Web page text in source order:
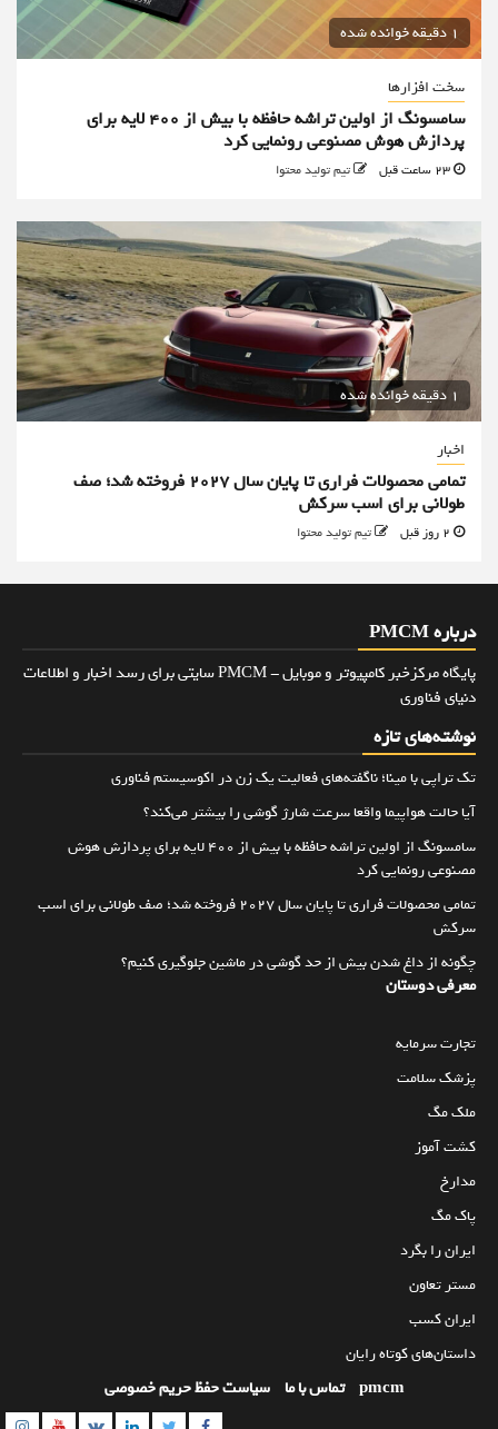
1 دقیقه خوانده شده
سخت افزارها
سامسونگ از اولین تراشه حافظه با بیش از ۴۰۰ لایه برای
پردازش هوش مصنوعی رونمایی کرد
تیم تولید محتوا
1 دقیقه خوانده شده
اخبار
تمامی محصولات فراری تا پایان سال ۲۰۲۷ فروخته شد؛ صف
طولانی برای اسب سرکش
تیم تولید محتوا
درباره PMCM
پایگاه مرکزخبر کامپیوتر و موبایل - PMCM سایتی برای رسد اخبار و اطلاعات
دنیای فناوری
نوشته‌های تازه
تک تراپی با مینا؛ ناگفته‌های فعالیت یک زن در اکوسیستم فناوری
آیا حالت هواپیما واقعا سرعت شارژ گوشی را بیشتر می‌کند؟
سامسونگ از اولین تراشه حافظه با بیش از ۴۰۰ لایه برای پردازش هوش
مصنوعی رونمایی کرد
تمامی محصولات فراری تا پایان سال ۲۰۲۷ فروخته شد؛ صف طولانی برای اسب
سرکش
چگونه از داغ شدن بیش از حد گوشی در ماشین جلوگیری کنیم؟
معرفی دوستان
تجارت سرمایه
پزشک سلامت
ملک مگ
کشت آموز
مدارخ
پاک مگ
ایران را بگرد
مستر تعاون
ایران کسب
داستان‌های کوتاه رایان
pmcm تماس با ما سیاست حفظ حریم خصوصی